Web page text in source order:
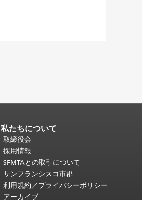
私たちについて
取締役会
採用情報
SFMTAとの取引について
サンフランシスコ市郡
利用規約／プライバシーポリシー
アーカイブ